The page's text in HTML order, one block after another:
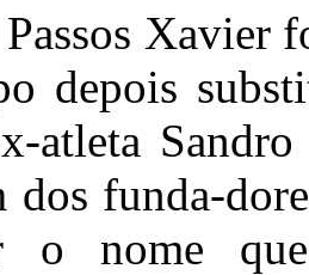
Xavier
depois
atleta
dos funda-
o nome